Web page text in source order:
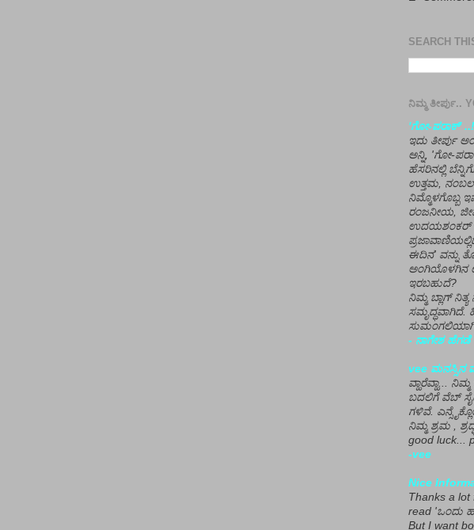
SEARCH
ನಿಮ್ಮ ತೀರ್ಪು..
'ಗೋ-ಪರಾಕ್' ..!
ಇದು ತೀರ್ಪು
ಅನ್ನಿ, 'ಗೋ-
ಹೆಸರಿನಲ್ಲಿ
ಉತ್ತಮ,
ನಿಮ್ಮೊಳಗೊಬ್ಬ
ರಂಜನೀಯ,
ಉದಯಶಂಕರ್
ಈದಿನ' ವನ್ನು
ಇರಬಹುದೆ?
ನಿಮ್ಮ ಬ್ಲಾಗ್
ಸಮೃದ್ಧವಾಗಿದೆ.
- ನಾಗೇಶ ಹೆಗಡೆ
vee ಮನಸ್ಸಿನ
ವ್ಹಾರೆವ್ಹಾ...
ಬದಲಿಗೆ ವೆಬ್
ಗಳಿವೆ.
ನಿಮ್ಮ ಶ್ರಮ ,
good luck...
-vee
Nice
Thanks a lot
read 'ಒಂದು
But I want